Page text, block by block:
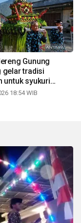
Gunung
gelar tradisi
untuk syukuri
18:54 WIB